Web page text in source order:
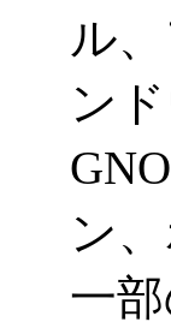
ル
ン
ン
一